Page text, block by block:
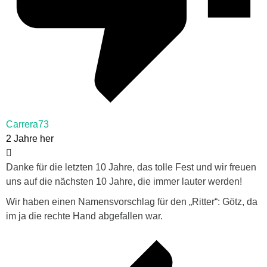
Carrera73
2 Jahre her
Danke für die letzten 10 Jahre, das tolle Fest und wir freuen
uns auf die nächsten 10 Jahre, die immer lauter werden!
Wir haben einen Namensvorschlag für den „Ritter“: Götz, da
im ja die rechte Hand abgefallen war.